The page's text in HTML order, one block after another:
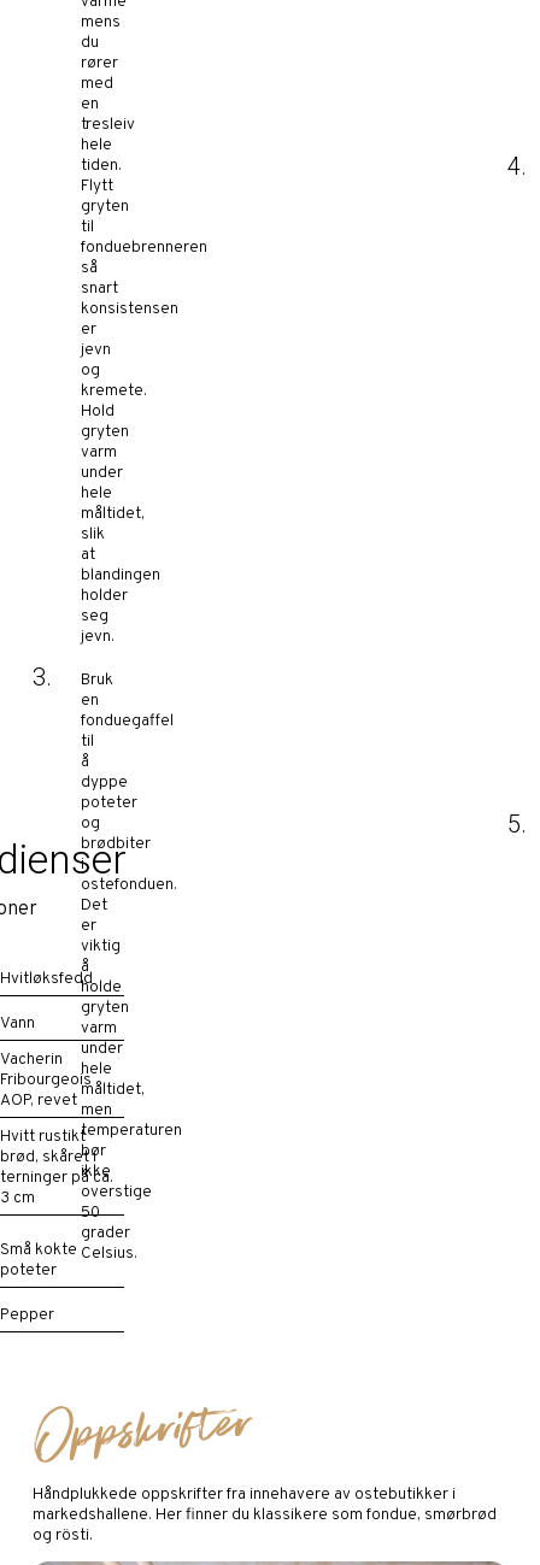
Hvitløksfedd
Vann
Vacherin
Fribourgeois
AOP, revet
Hvitt rustikt
brød, skåret i
terninger på ca.
3 cm
Små kokte
poteter
Pepper
mens
du
rører
med
en
tresleiv
hele
tiden.
Flytt
gryten
til
fonduebrenneren
så
snart
konsistensen
er
jevn
og
kremete.
Hold
gryten
varm
under
hele
måltidet,
slik
at
blandingen
holder
seg
jevn.
Bruk
en
fonduegaffel
til
å
dyppe
poteter
og
brødbiter
i
ostefonduen.
Det
er
viktig
å
holde
gryten
varm
under
hele
måltidet,
men
temperaturen
bør
ikke
overstige
50
grader
Celsius.
Oppskrifter
Håndplukkede oppskrifter fra innehavere av ostebutikker i
markedshallene. Her finner du klassikere som fondue, smørbrød
og rösti.